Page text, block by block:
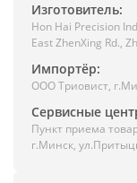
Изготовитель:
Hon Hai Precision
East ZhenXing Rd.,
Импортёр:
ООО Триовист,
Сервисные
Пункт приема
г.Минск,